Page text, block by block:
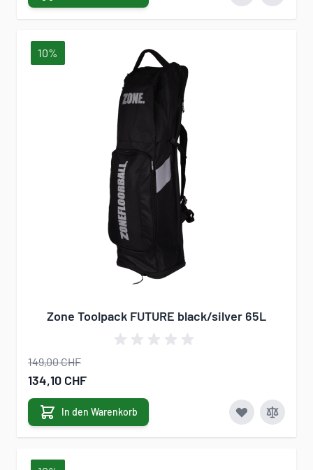
10%
Zone Toolpack FUTURE black/silver 65L
149,00 CHF
Sonderangebot
134,10 CHF
In den Warenkorb